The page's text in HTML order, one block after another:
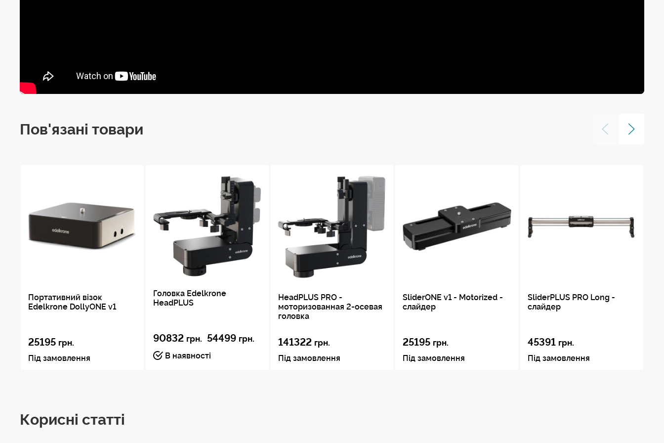
Пов'язані товари
Портативний візок
Edelkrone DollyONE v1
25195 грн.
Під замовлення
Головка Edelkrone
HeadPLUS
90832 грн. 54499 грн.
В наявності
HeadPLUS PRO -
моторизованная 2-осевая
головка
141322 грн.
Під замовлення
SliderONE v1 - Motorized -
слайдер
25195 грн.
Під замовлення
SliderPLUS PRO Long -
слайдер
45391 грн.
Під замовлення
Корисні статті